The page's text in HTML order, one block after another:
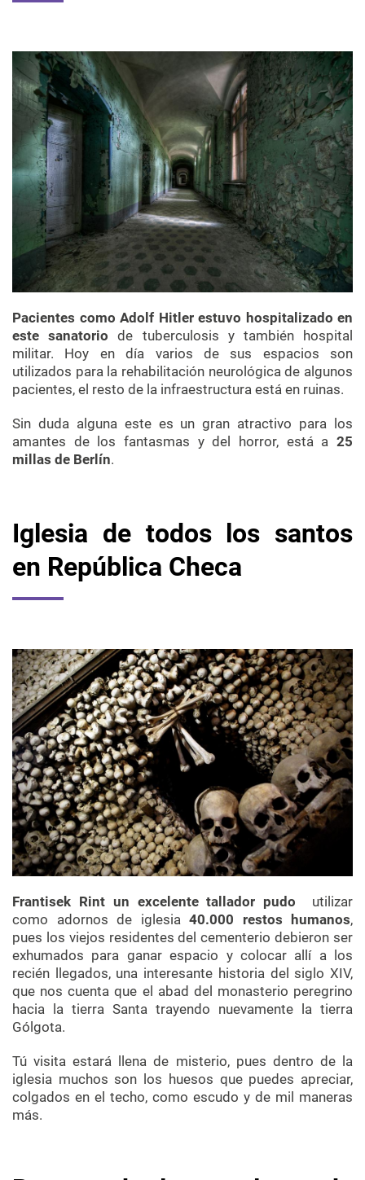
Pacientes como Adolf Hitler estuvo hospitalizado en
este sanatorio de tuberculosis y también hospital
militar. Hoy en día varios de sus espacios son
utilizados para la rehabilitación neurológica de algunos
pacientes, el resto de la infraestructura está en ruinas.
Sin duda alguna este es un gran atractivo para los
amantes de los fantasmas y del horror, está a 25
millas de Berlín.
Iglesia de todos los santos
en República Checa
Frantisek Rint un excelente tallador pudo
utilizar
como adornos de iglesia 40.000 restos humanos,
pues los viejos residentes del cementerio debieron ser
exhumados para ganar espacio y colocar allí a los
recién llegados, una interesante historia del siglo XIV,
que nos cuenta que el abad del monasterio peregrino
hacia la tierra Santa trayendo nuevamente la tierra
Gólgota.
Tú visita estará llena de misterio, pues dentro de la
iglesia muchos son los huesos que puedes apreciar,
colgados en el techo, como escudo y de mil maneras
más.